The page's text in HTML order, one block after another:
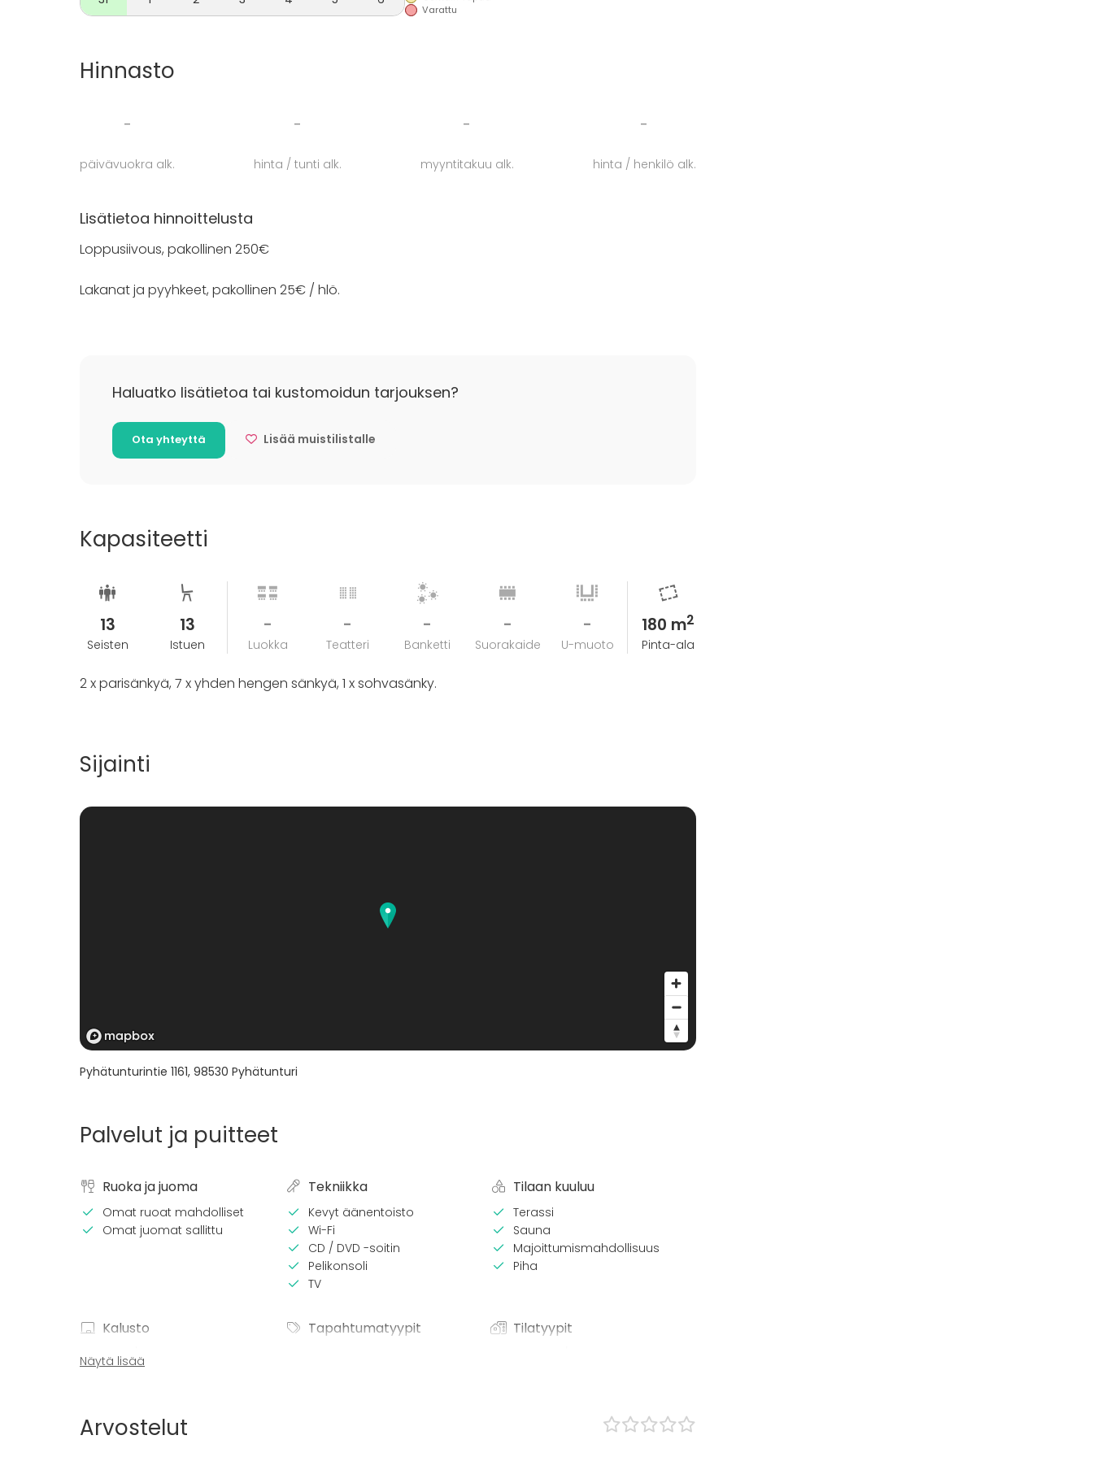
Varattu
Hinnasto
-
päivävuokra alk.
-
hinta / tunti alk.
-
myyntitakuu alk.
-
hinta / henkilö alk.
Lisätietoa hinnoittelusta
Loppusiivous, pakollinen 250€
Lakanat ja pyyhkeet, pakollinen 25€ / hlö.
Haluatko lisätietoa tai kustomoidun tarjouksen?
Ota yhteyttä Lisää muistilistalle
Kapasiteetti
13
Seisten
13
Istuen
-
Luokka
-
Teatteri
-
Banketti
-
Suorakaide
-
U-muoto
180 m2
Pinta-ala
2 x parisänkyä, 7 x yhden hengen sänkyä, 1 x sohvasänky.
Sijainti
Pyhätunturintie 1161, 98530 Pyhätunturi
Palvelut ja puitteet
Ruoka ja juoma
Omat ruoat mahdolliset
Omat juomat sallittu
Tekniikka
Kevyt äänentoisto
Wi-Fi
CD / DVD -soitin
Pelikonsoli
TV
Tilaan kuuluu
Terassi
Sauna
Majoittumismahdollisuus
Piha
Kalusto
Palju / poreallas
Keittiö asiakkaan käytössä
Tapahtumatyypit Tilatyypit
Näytä lisää
Arvostelut